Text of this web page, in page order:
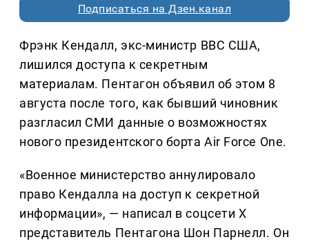
Подписаться на Дзен.канал
Фрэнк Кендалл, экс-министр ВВС США,
лишился доступа к секретным
материалам. Пентагон объявил об этом 8
августа после того, как бывший чиновник
разгласил СМИ данные о возможностях
нового президентского борта Air Force One.
«Военное министерство аннулировало
право Кендалла на доступ к секретной
информации», — написал в соцсети X
представитель Пентагона Шон Парнелл. Он